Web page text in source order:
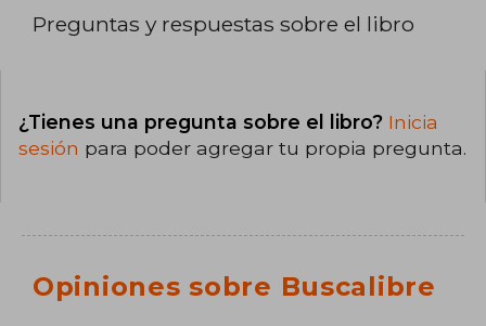
Preguntas y respuestas sobre el libro
¿Tienes una pregunta sobre el libro? Inicia
sesión para poder agregar tu propia pregunta.
Opiniones sobre Buscalibre